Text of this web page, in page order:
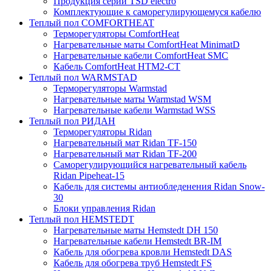
Комплектующие к саморегулирующемуся кабелю
Теплый пол COMFORTHEAT
Терморегуляторы ComfortHeat
Нагревательные маты ComfortHeat MinimatD
Нагревательные кабели ComfortHeat SMC
Кабель ComfortHeat HTM2-CT
Теплый пол WARMSTAD
Терморегуляторы Warmstad
Нагревательные маты Warmstad WSM
Нагревательные кабели Warmstad WSS
Теплый пол РИДАН
Терморегуляторы Ridan
Нагревательный мат Ridan TF-150
Нагревательный мат Ridan TF-200
Саморегулирующийся нагревательный кабель
Ridan Pipeheat-15
Кабель для системы антиобледенения Ridan Snow-
30
Блоки управления Ridan
Теплый пол HEMSTEDT
Нагревательные маты Hemstedt DH 150
Нагревательные кабели Hemstedt BR-IM
Кабель для обогрева кровли Hemstedt DAS
Кабель для обогрева труб Hemstedt FS